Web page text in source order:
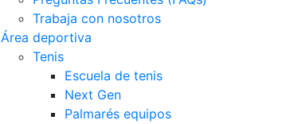
Trabaja con nosotros
Área deportiva
Tenis
Escuela de tenis
Next Gen
Palmarés equipos